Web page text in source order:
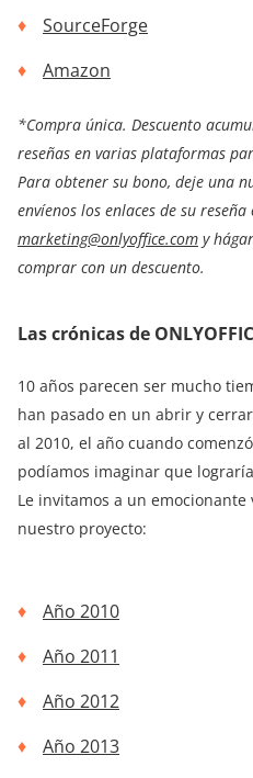
SourceForge
Amazon
*Compra única. Descuento
reseñas en varias plataformas
Para obtener su bono, deje una
envíenos los enlaces de su reseña
marketing@onlyoffice.com y
comprar con un descuento.
Las crónicas de
10 años parecen ser mucho
han pasado en un abrir y
al 2010, el año cuando
podíamos imaginar que
Le invitamos a un
nuestro proyecto:
Año 2010
Año 2011
Año 2012
Año 2013